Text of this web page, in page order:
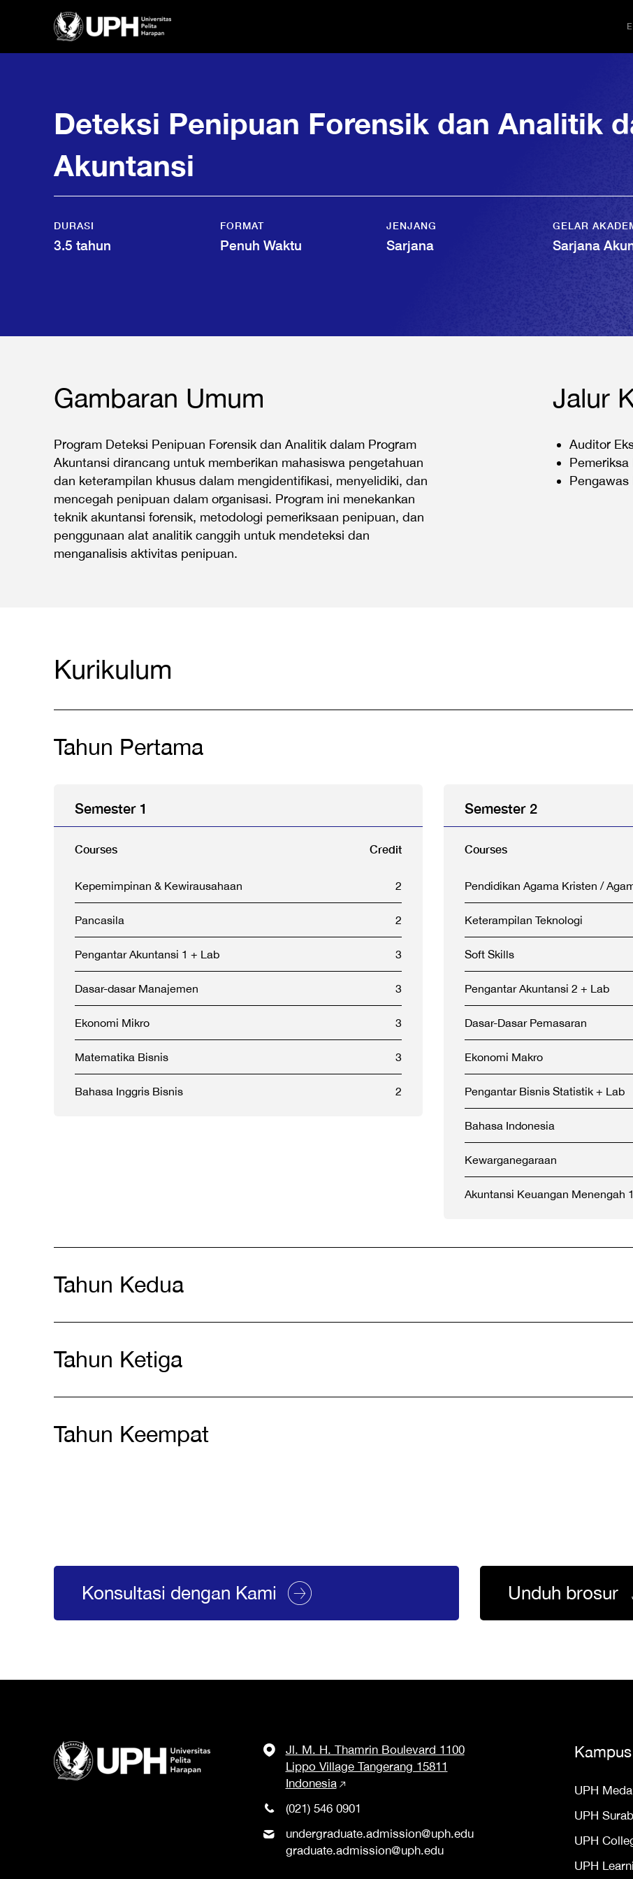
Deteksi Penipuan Forensik dan Analitik
Akuntansi
DURASI
3.5 tahun
FORMAT
Penuh Waktu
JENJANG
Sarjana
GELAR
Sarjana
Gambaran Umum
Program Deteksi Penipuan Forensik dan Analitik dalam Program
Akuntansi dirancang untuk memberikan mahasiswa pengetahuan
dan keterampilan khusus dalam mengidentifikasi, menyelidiki, dan
mencegah penipuan dalam organisasi. Program ini menekankan
teknik akuntansi forensik, metodologi pemeriksaan penipuan, dan
penggunaan alat analitik canggih untuk mendeteksi dan
menganalisis aktivitas penipuan.
Jalur
Auditor
Pemeriksa
Pengawas
Kurikulum
Tahun Pertama
Semester 1
Courses Credit
Kepemimpinan & Kewirausahaan 2
Pancasila 2
Pengantar Akuntansi 1 + Lab 3
Dasar-dasar Manajemen 3
Ekonomi Mikro 3
Matematika Bisnis 3
Bahasa Inggris Bisnis 2
Semester 2
Courses
Pendidikan Agama Kristen /
Keterampilan Teknologi
Soft Skills
Pengantar Akuntansi 2 + Lab
Dasar-Dasar Pemasaran
Ekonomi Makro
Pengantar Bisnis Statistik + Lab
Bahasa Indonesia
Kewarganegaraan
Akuntansi Keuangan Menengah
Tahun Kedua
Tahun Ketiga
Tahun Keempat
Konsultasi dengan Kami Unduh brosur
Jl. M. H. Thamrin Boulevard 1100
Lippo Village Tangerang 15811
Indonesia
(021) 546 0901
undergraduate.admission@uph.edu
graduate.admission@uph.edu
UPH
UPH
UPH
UPH